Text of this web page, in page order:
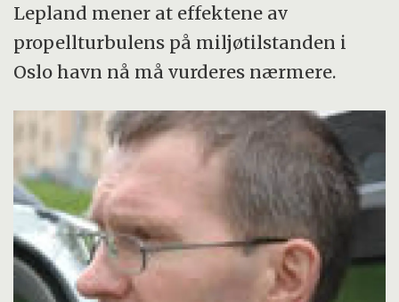
Lepland mener at effektene av
propellturbulens på miljøtilstanden i
Oslo havn nå må vurderes nærmere.